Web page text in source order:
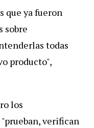
que ya fueron
sobre
todas
producto",
los
verifican